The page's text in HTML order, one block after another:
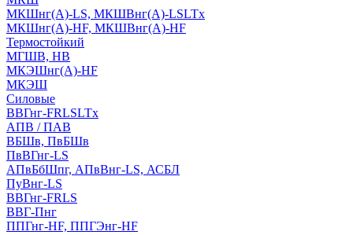
МКШнг(А)-LS, МКШВнг(А)-LSLTx
МКШнг(А)-HF, МКШВнг(А)-HF
Термостойкий
МГШВ, НВ
МКЭШнг(А)-HF
МКЭШ
Силовые
ВВГнг-FRLSLTx
АПВ / ПАВ
ВБШв, ПвБШв
ПвВГнг-LS
АПвБбШпг, АПвВнг-LS, АСБЛ
ПуВнг-LS
ВВГнг-FRLS
ВВГ-Пнг
ППГнг-HF, ППГЭнг-HF